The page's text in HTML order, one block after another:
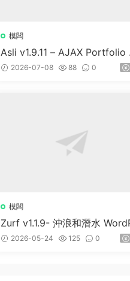
模闆
Asli v1.9.11 – AJAX Portfolio
ementor WordPress Theme
2026-07-08 88 0
模闆
Zurf v1.1.9- 沖浪和潛水
ess主題
2026-05-24 125 0